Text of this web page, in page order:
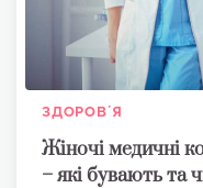
ЗДОРОВʼЯ
Жіночі медичні
– які бувають та